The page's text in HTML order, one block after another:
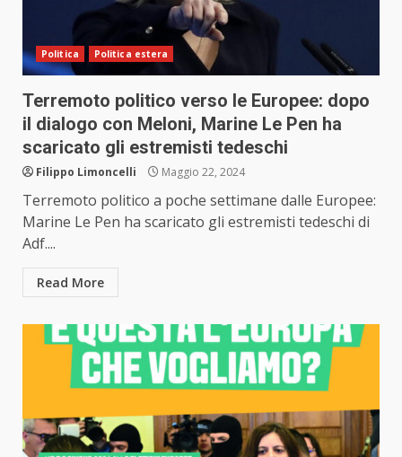
Politica Politica estera
Terremoto politico verso le Europee: dopo
il dialogo con Meloni, Marine Le Pen ha
scaricato gli estremisti tedeschi
Filippo Limoncelli Maggio 22, 2024
Terremoto politico a poche settimane dalle Europee:
Marine Le Pen ha scaricato gli estremisti tedeschi di
Adf....
Read More